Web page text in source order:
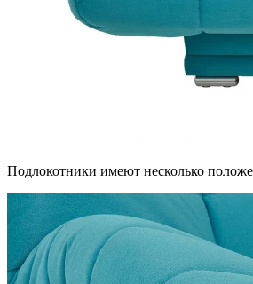
Подлокотники имеют несколько